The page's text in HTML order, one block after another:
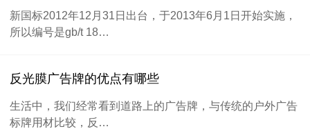
新国标2012年12月31日出台，于2013年6月1日开始实施，
所以编号是gb/t 18…
反光膜广告牌的优点有哪些
生活中，我们经常看到道路上的广告牌，与传统的户外广告
标牌用材比较，反…